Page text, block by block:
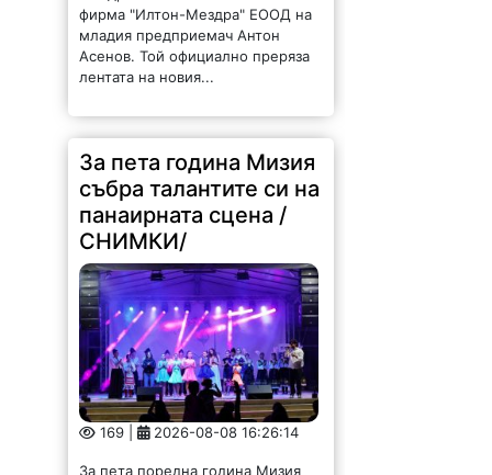
фирма "Илтон-Мездра" ЕООД на
младия предприемач Антон
Асенов. Той официално преряза
лентата на новия...
За пета година Мизия
събра талантите си на
панаирната сцена /
СНИМКИ/
169 | 2026-08-08 16:26:14
За пета поредна година Мизия